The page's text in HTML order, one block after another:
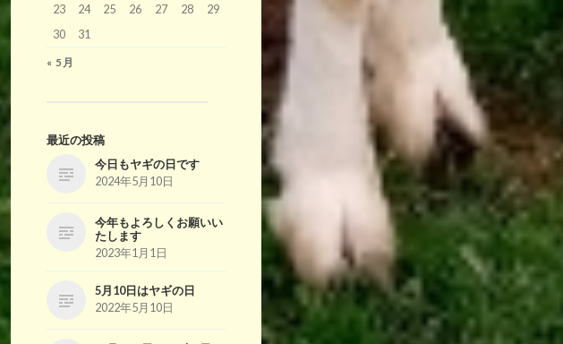
23
24 25 26 27 28
29
30
31
« 5月
最近の投稿
今日もヤギの日です
2024年5月10日
今年もよろしくお願いい
たします
2023年1月1日
5月10日はヤギの日
2022年5月10日